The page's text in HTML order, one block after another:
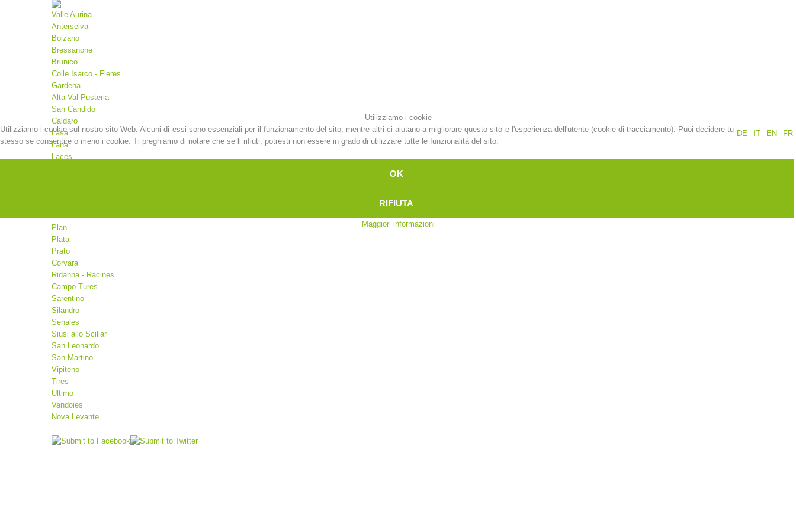
Richiesta di soccorso Interventi Contatti
piste
Valle Aurina
Anterselva
Bolzano
Bressanone
Brunico
Colle Isarco - Fleres
Gardena
Alta Val Pusteria
San Candido
Caldaro
Lasa
Lana
Laces
Plan
Plata
Prato
Corvara
Ridanna - Racines
Campo Tures
Sarentino
Silandro
Senales
Siusi allo Sciliar
San Leonardo
San Martino
Vipiteno
Tires
Ultimo
Vandoies
Nova Levante
Utilizziamo i cookie
DE
IT EN FR
Utilizziamo i cookie sul nostro sito Web. Alcuni di essi sono essenziali per il funzionamento del sito, mentre altri ci aiutano a migliorare questo sito e l'esperienza dell'utente (cookie di tracciamento). Puoi decidere tu
stesso se consentire o meno i cookie. Ti preghiamo di notare che se li rifiuti, potresti non essere in grado di utilizzare tutte le funzionalità del sito.
OK
RIFIUTA
Maggiori informazioni